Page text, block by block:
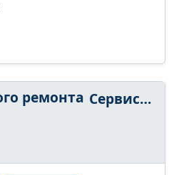
Сервис выездного ремонта